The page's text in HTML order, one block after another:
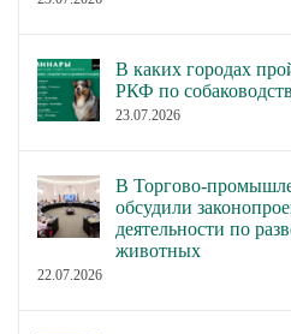
В каких городах
РКФ по
23.07.2026
В Торгово-
обсудили
деятельности по
животных
22.07.2026